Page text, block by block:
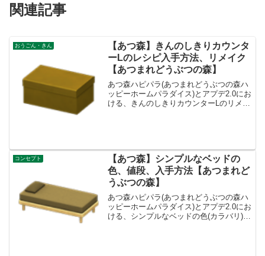
関連記事
おうごん・きん
【あつ森】きんのしきりカウンタ
ーLのレシピ入手方法、リメイク
【あつまれどうぶつの森】
あつ森ハピパラ(あつまれどうぶつの森ハ
ッピーホームパラダイス)とアプデ2.0にお
ける、きんのしきりカウンターLのリメイ
コンセプト
【あつ森】シンプルなベッドの
色、値段、入手方法【あつまれど
うぶつの森】
あつ森ハピパラ(あつまれどうぶつの森ハ
ッピーホームパラダイス)とアプデ2.0にお
ける、シンプルなベッドの色(カラバリ)と